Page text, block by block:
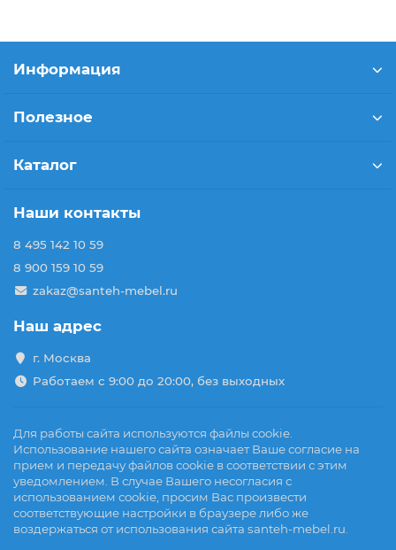
Информация
Полезное
Каталог
Наши контакты
8 495 142 10 59
8 900 159 10 59
zakaz@santeh-mebel.ru
Наш адрес
г. Москва
Работаем с 9:00 до 20:00, без выходных
Для работы сайта используются файлы cookie.
Использование нашего сайта означает Ваше согласие на
прием и передачу файлов cookie в соответствии с этим
уведомлением. В случае Вашего несогласия с
использованием cookie, просим Вас произвести
соответствующие настройки в браузере либо же
воздержаться от использования сайта santeh-mebel.ru.